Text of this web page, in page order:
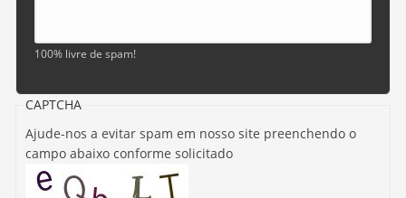
100% livre de spam!
CAPTCHA
Ajude-nos a evitar spam em nosso site preenchendo o
campo abaixo conforme solicitado